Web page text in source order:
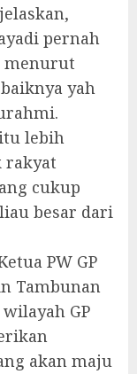
pernah
menurut
yah
lebih
rakyat
cukup
besar dari
PW GP
Tambunan
GP
akan maju